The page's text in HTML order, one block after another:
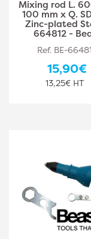
Mixing rod L.
100 mm x Q.
Zinc-plated
664812 -
Ref. BE-
15,90€
13,25€ HT